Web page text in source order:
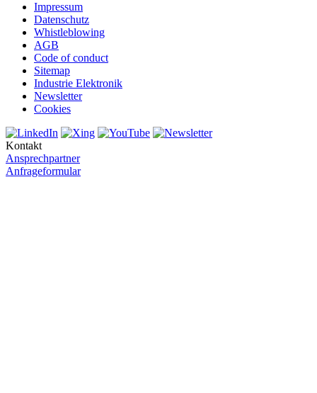
Impressum
Datenschutz
Whistleblowing
AGB
Code of conduct
Sitemap
Industrie Elektronik
Newsletter
Cookies
Kontakt
Ansprechpartner
Anfrageformular